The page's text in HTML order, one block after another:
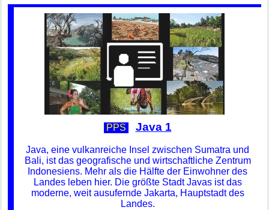
PPS Java 1
Java, eine vulkanreiche Insel zwischen Sumatra und
Bali, ist das geografische und wirtschaftliche Zentrum
Indonesiens. Mehr als die Hälfte der Einwohner des
Landes leben hier. Die größte Stadt Javas ist das
moderne, weit ausufernde Jakarta, Hauptstadt des
Landes.